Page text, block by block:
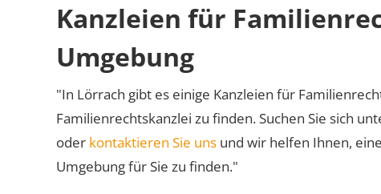
Kanzleien für
Umgebung
"In Lörrach gibt es einige Kanzleien für
Familienrechtskanzlei zu finden. Suchen Sie sich
oder kontaktieren Sie uns und wir helfen Ihnen,
Umgebung für Sie zu finden."